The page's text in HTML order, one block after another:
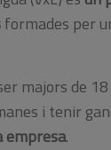
formades per
majors de
i tenir
empresa.